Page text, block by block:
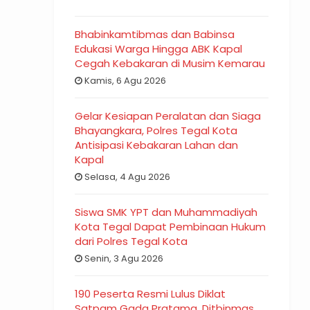
Bhabinkamtibmas dan Babinsa
Edukasi Warga Hingga ABK Kapal
Cegah Kebakaran di Musim Kemarau
Kamis, 6 Agu 2026
Gelar Kesiapan Peralatan dan Siaga
Bhayangkara, Polres Tegal Kota
Antisipasi Kebakaran Lahan dan
Kapal
Selasa, 4 Agu 2026
Siswa SMK YPT dan Muhammadiyah
Kota Tegal Dapat Pembinaan Hukum
dari Polres Tegal Kota
Senin, 3 Agu 2026
190 Peserta Resmi Lulus Diklat